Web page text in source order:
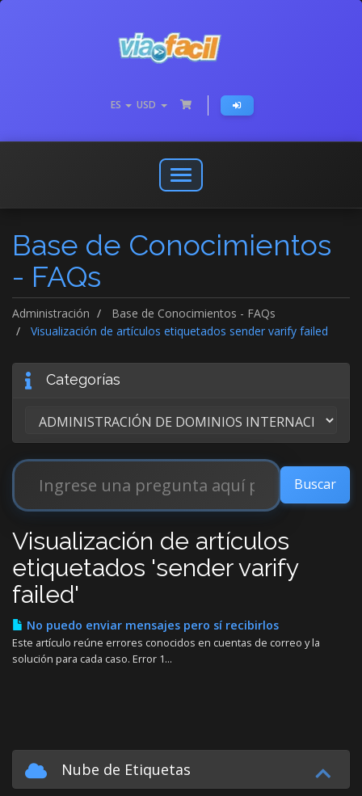
ES USD
Abrir
o
menú
de
Base de Conocimientos
- FAQs
Administración
Base de Conocimientos - FAQs
Visualización de artículos etiquetados sender varify failed
Categorías
Visualización de artículos
etiquetados 'sender varify
failed'
No puedo enviar mensajes pero sí recibirlos
Este artículo reúne errores conocidos en cuentas de correo y la
solución para cada caso. Error 1...
Nube de Etiquetas